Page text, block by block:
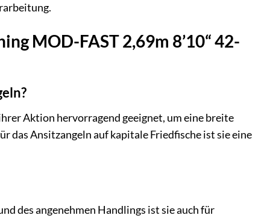
MOD-FAST 2,69m 8’10“ 42-
Aktion hervorragend geeignet, um eine breite
das Ansitzangeln auf kapitale Friedfische ist sie eine
des angenehmen Handlings ist sie auch für